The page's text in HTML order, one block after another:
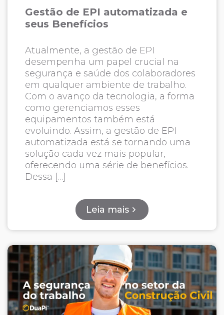
Gestão de EPI automatizada e
seus Benefícios
Atualmente, a gestão de EPI
desempenha um papel crucial na
segurança e saúde dos colaboradores
em qualquer ambiente de trabalho.
Com o avanço da tecnologia, a forma
como gerenciamos esses
equipamentos também está
evoluindo. Assim, a gestão de EPI
automatizada está se tornando uma
solução cada vez mais popular,
oferecendo uma série de benefícios.
Dessa […]
Leia mais